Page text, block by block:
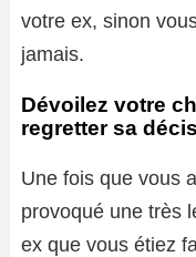
votre ex, sinon
jamais.
Dévoilez votre
regretter sa
Une fois que vous
provoqué une très
ex que vous étiez